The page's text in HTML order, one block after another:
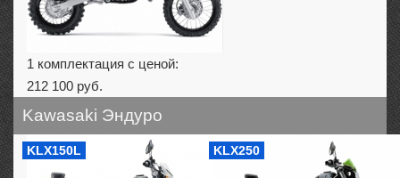
1 комплектация с ценой:
212 100 руб.
Kawasaki Эндуро
KLX150L KLX250